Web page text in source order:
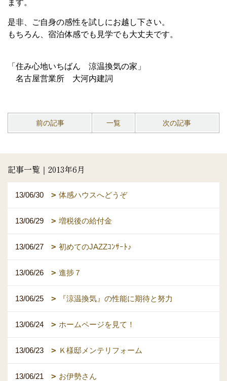
ます。
是非、ご自身の感性を試しにお越し下さい。
もちろん、宿泊体感でも見学でも大丈夫です。
「住み心地いちばん 涼温換気の家」
名古屋営業所 大河内建詞
前の記事 一覧 次の記事
記事一覧｜2013年6月
13/06/30 体感ハウスへどうぞ
13/06/29 増税後の給付金
13/06/27 初めてのJAZZｺﾝｻｰﾄ♪
13/06/26 進捗７
13/06/25 『涼温換気』の性能に期待と努力
13/06/24 ホームページを見て！
13/06/23 Ｋ様邸メンテリフォーム
13/06/21 お伊勢さん